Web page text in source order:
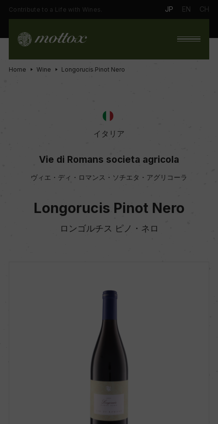
Contribute to a Life with Wines. JP EN CH
Home Wine Longorucis Pinot Nero
イタリア
Vie di Romans societa agricola
ヴィエ・ディ・ロマンス・ソチエタ・アグリコーラ
Longorucis Pinot Nero
ロンゴルチス ピノ・ネロ